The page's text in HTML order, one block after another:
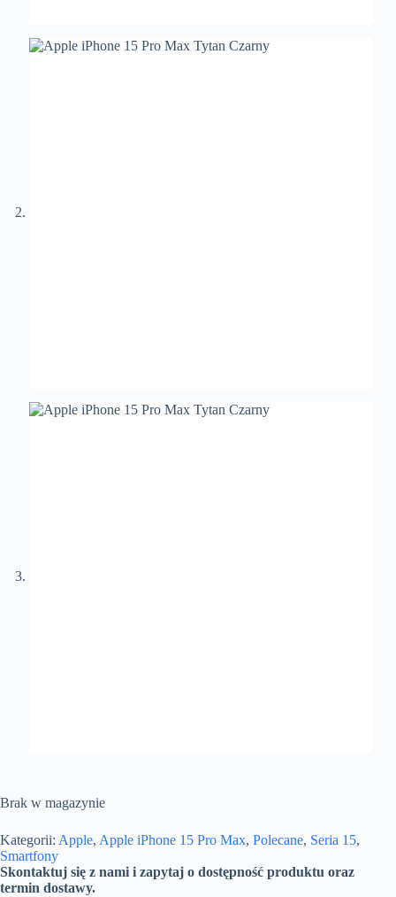
Brak w magazynie
Kategorii: Apple, Apple iPhone 15 Pro Max, Polecane, Seria 15,
Smartfony
Skontaktuj się z nami i zapytaj o dostępność produktu oraz
termin dostawy.